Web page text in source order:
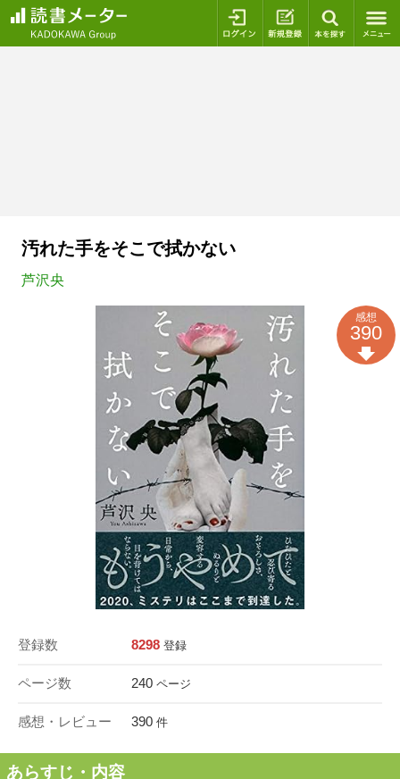
ログイン 新規登録
汚れた手をそこで拭かない
芦沢央
登録数 8298 登録
ページ数 240 ページ
感想・レビュー 390 件
感想
390
あらすじ・内容